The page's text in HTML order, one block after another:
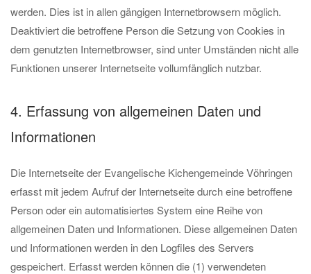
werden. Dies ist in allen gängigen Internetbrowsern möglich.
Deaktiviert die betroffene Person die Setzung von Cookies in
dem genutzten Internetbrowser, sind unter Umständen nicht alle
Funktionen unserer Internetseite vollumfänglich nutzbar.
4. Erfassung von allgemeinen Daten und
Informationen
Die Internetseite der Evangelische Kichengemeinde Vöhringen
erfasst mit jedem Aufruf der Internetseite durch eine betroffene
Person oder ein automatisiertes System eine Reihe von
allgemeinen Daten und Informationen. Diese allgemeinen Daten
und Informationen werden in den Logfiles des Servers
gespeichert. Erfasst werden können die (1) verwendeten